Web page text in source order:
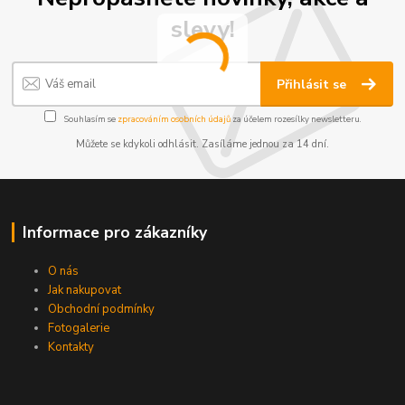
slevy!
Přihlásit se
Souhlasím se zpracováním osobních údajůza účelem rozesílky newsletteru.
Můžete se kdykoli odhlásit. Zasíláme jednou za 14 dní.
Informace pro zákazníky
O nás
Jak nakupovat
Obchodní podmínky
Fotogalerie
Kontakty